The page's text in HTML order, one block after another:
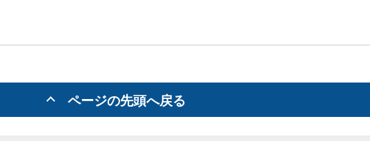
ページの先頭へ戻る